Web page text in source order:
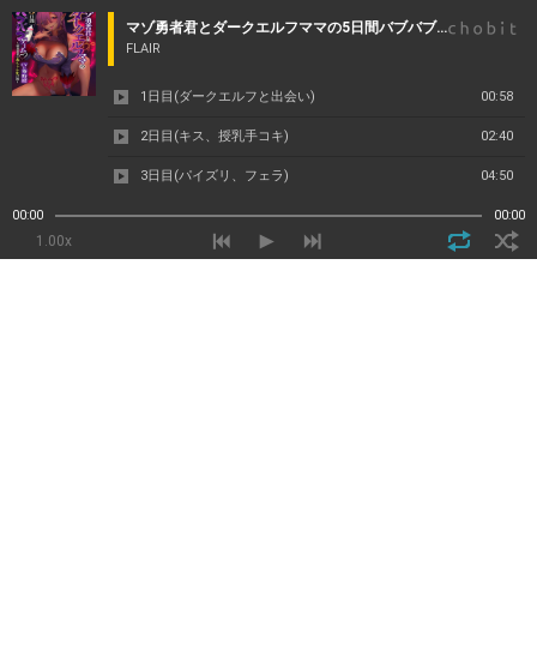
マゾ勇者君とダークエルフママの5日間バブバブゲーム～敗北勇者の赤ちゃん化計画～
FLAIR
1日目(ダークエルフと出会い) 00:58
2日目(キス、授乳手コキ) 02:40
3日目(パイズリ、フェラ) 04:50
4日目(一緒にお風呂、騎乗位セックス) 03:29
00:00 00:00
1.00x